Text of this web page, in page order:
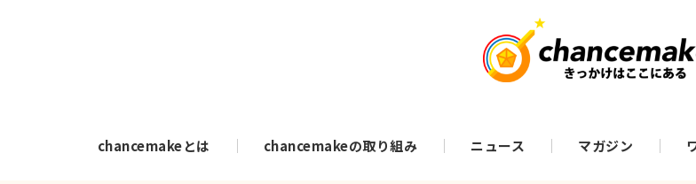
chancemakeとは chancemakeの取り組み ニュース マガジン